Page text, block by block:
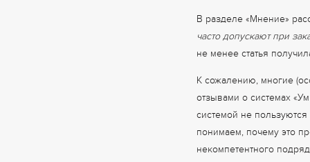
В разделе «Мнение»
часто допускают при
не менее статья
К сожалению, многие
отзывами о системах
системой не
понимаем, почему это
некомпетентного